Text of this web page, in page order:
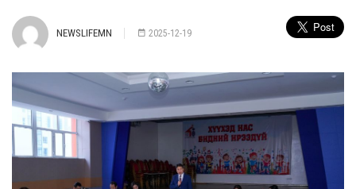
NEWSLIFEMN 2025-12-19